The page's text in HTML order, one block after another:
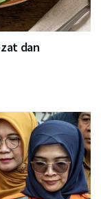
dan